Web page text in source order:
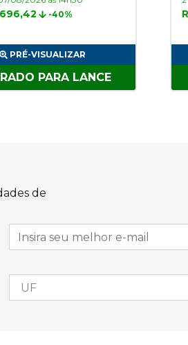
-40%
PRÉ-VISUALIZAR
PARA LANCE
de